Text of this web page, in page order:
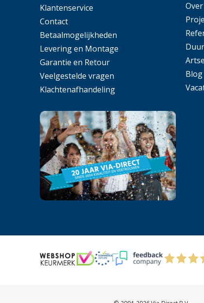
Klantenservice
Contact
Betaalmogelijkheden
Levering en Montage
Garantie en Retour
Veelgestelde vragen
Klachtenafhandeling
Blog